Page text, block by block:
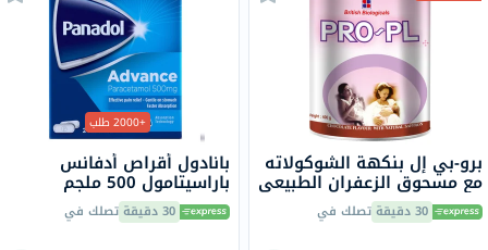
برو-بي إل بنكهة الشوكولاته
مع مسحوق الزعفران الطبيعي
400 جرام 30 دقيقة تصلك في
+2000 طلب
بانادول أقراص أدفانس
باراسيتامول 500 ملجم
قرص 30 دقيقة تصلك في